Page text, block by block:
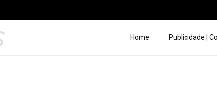
Home Publicidade |